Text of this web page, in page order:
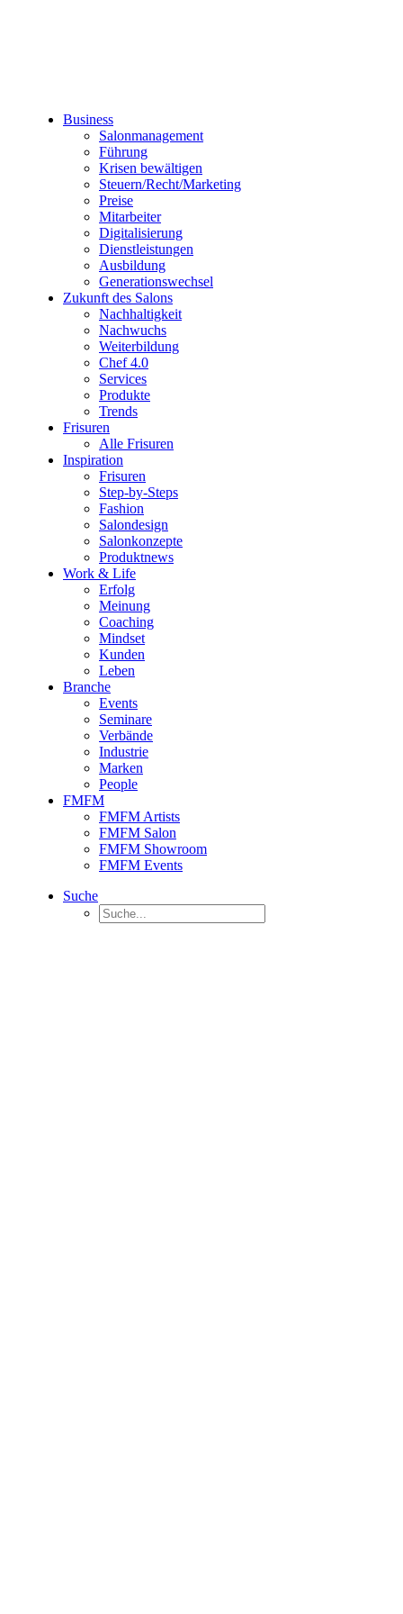
Business
Salonmanagement
Führung
Krisen bewältigen
Steuern/Recht/Marketing
Preise
Mitarbeiter
Digitalisierung
Dienstleistungen
Ausbildung
Generationswechsel
Zukunft des Salons
Nachhaltigkeit
Nachwuchs
Weiterbildung
Chef 4.0
Services
Produkte
Trends
Frisuren
Alle Frisuren
Inspiration
Frisuren
Step-by-Steps
Fashion
Salondesign
Salonkonzepte
Produktnews
Work & Life
Erfolg
Meinung
Coaching
Mindset
Kunden
Leben
Branche
Events
Seminare
Verbände
Industrie
Marken
People
FMFM
FMFM Artists
FMFM Salon
FMFM Showroom
FMFM Events
Suche